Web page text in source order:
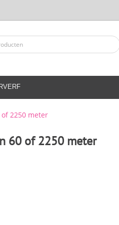
2250 meter
60 of 2250 meter